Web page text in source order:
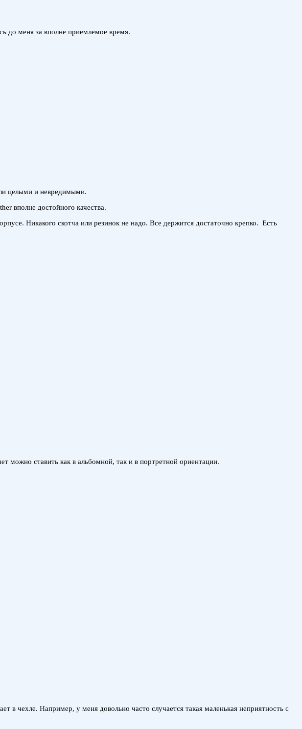
до меня за вполне приемлемое время.
целыми и невредимыми.
вполне достойного качества.
Никакого скотча или резинок не надо. Все держится достаточно крепко. Есть
можно ставить как в альбомной, так и в портретной ориентации.
в чехле. Например, у меня довольно часто случается такая маленькая неприятность с